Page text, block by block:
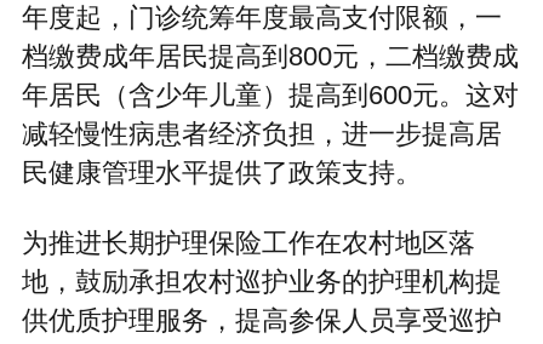
年度起，门诊统筹年度最高支付限额，一
档缴费成年居民提高到800元，二档缴费成
年居民（含少年儿童）提高到600元。这对
减轻慢性病患者经济负担，进一步提高居
民健康管理水平提供了政策支持。
为推进长期护理保险工作在农村地区落
地，鼓励承担农村巡护业务的护理机构提
供优质护理服务，提高参保人员享受巡护